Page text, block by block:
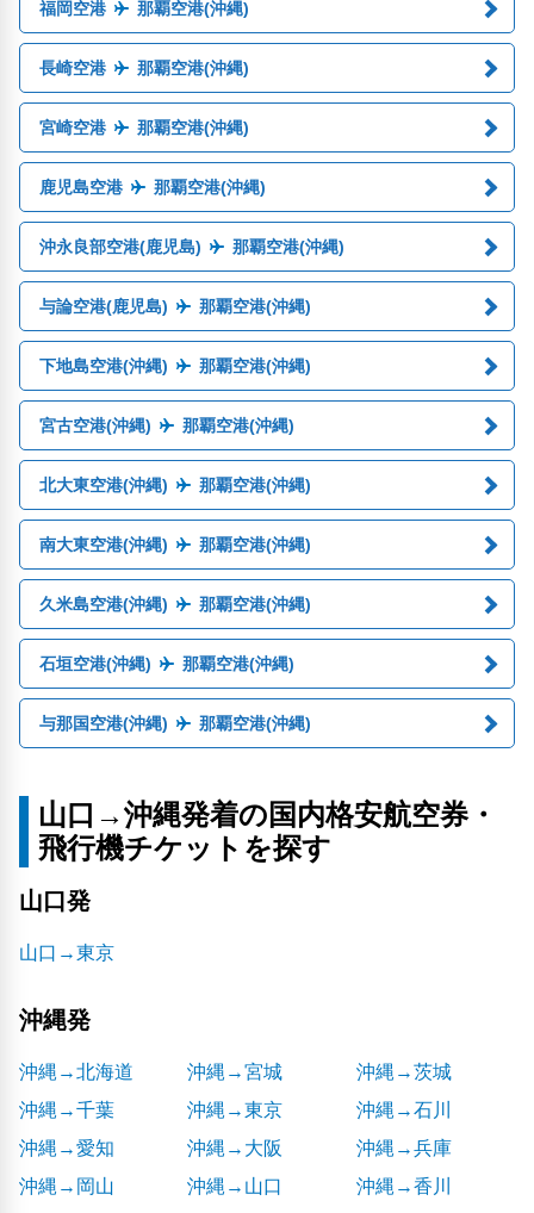
福岡空港 那覇空港(沖縄)
長崎空港 那覇空港(沖縄)
宮崎空港 那覇空港(沖縄)
鹿児島空港 那覇空港(沖縄)
沖永良部空港(鹿児島) 那覇空港(沖縄)
与論空港(鹿児島) 那覇空港(沖縄)
下地島空港(沖縄) 那覇空港(沖縄)
宮古空港(沖縄) 那覇空港(沖縄)
北大東空港(沖縄) 那覇空港(沖縄)
南大東空港(沖縄) 那覇空港(沖縄)
久米島空港(沖縄) 那覇空港(沖縄)
石垣空港(沖縄) 那覇空港(沖縄)
与那国空港(沖縄) 那覇空港(沖縄)
山口→沖縄発着の国内格安航空券・
飛行機チケットを探す
山口発
山口→東京
沖縄発
沖縄→北海道 沖縄→宮城
沖縄→茨城
沖縄→千葉
沖縄→東京
沖縄→石川
沖縄→愛知
沖縄→大阪
沖縄→兵庫
沖縄→岡山
沖縄→山口
沖縄→香川